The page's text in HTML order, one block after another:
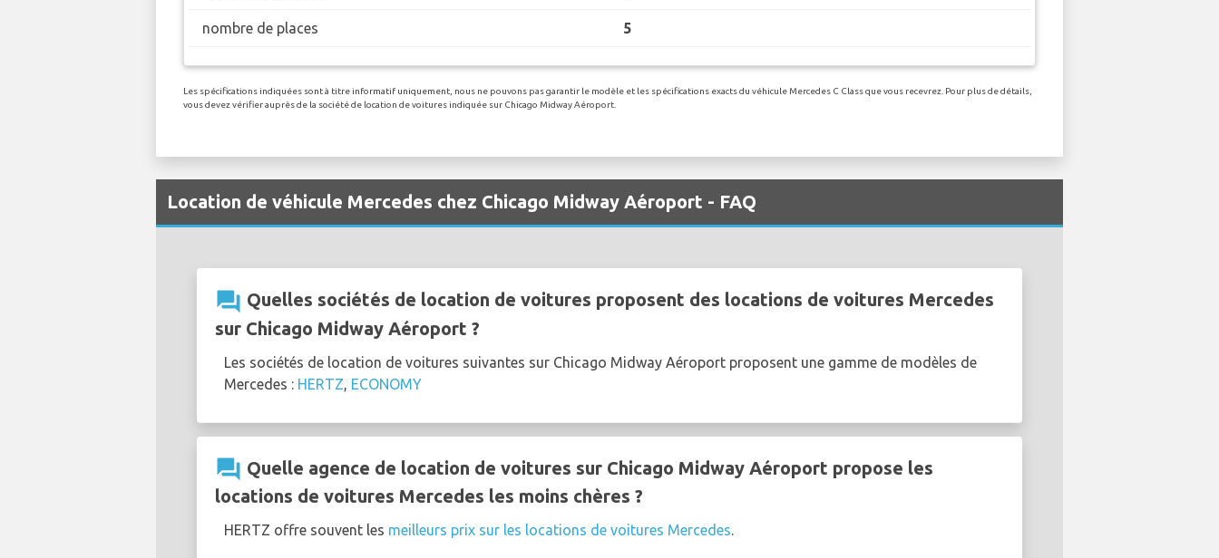
nombre de places 5
Les spécifications indiquées sont à titre informatif uniquement, nous ne pouvons pas garantir le modèle et les spécifications exacts du véhicule Mercedes C Class que vous recevrez. Pour plus de détails,
vous devez vérifier auprès de la société de location de voitures indiquée sur Chicago Midway Aéroport.
Location de véhicule Mercedes chez Chicago Midway Aéroport - FAQ
question_answer Quelles sociétés de location de voitures proposent des locations de voitures Mercedes
sur Chicago Midway Aéroport ?
Les sociétés de location de voitures suivantes sur Chicago Midway Aéroport proposent une gamme de modèles de
Mercedes : HERTZ, ECONOMY
question_answer Quelle agence de location de voitures sur Chicago Midway Aéroport propose les
locations de voitures Mercedes les moins chères ?
HERTZ offre souvent les meilleurs prix sur les locations de voitures Mercedes.